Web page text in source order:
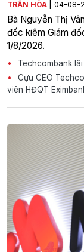
TRẦN HÒA 04-08-
Bà Nguyễn Thị
đốc kiêm Giám
1/8/2026.
Techcombank
Cựu CEO
viên HĐQT